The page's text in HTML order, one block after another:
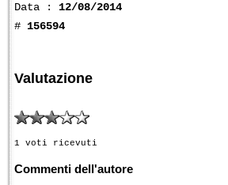
Data : 12/08/2014
# 156594
Valutazione
1 voti ricevuti
Commenti dell'autore